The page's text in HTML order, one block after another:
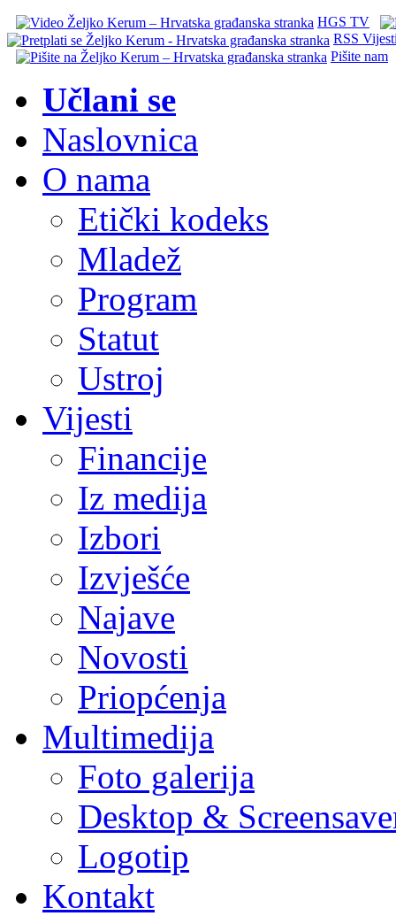
HGS TV
RSS
Pišite nam
Učlani se
Naslovnica
O nama
Etički kodeks
Mladež
Program
Statut
Ustroj
Vijesti
Financije
Iz medija
Izbori
Izvješće
Najave
Novosti
Priopćenja
Multimedija
Foto galerija
Desktop &
Logotip
Kontakt